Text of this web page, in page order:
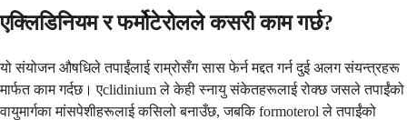
एक्लिडिनियम र फर्मोटेरोलले कसरी काम गर्छ?
यो संयोजन औषधिले तपाईंलाई राम्रोसँग सास फेर्न मद्दत गर्न दुई अलग संयन्त्रहरू
मार्फत काम गर्दछ। एclidinium ले केही स्नायु संकेतहरूलाई रोक्छ जसले तपाईंको
वायुमार्गका मांसपेशीहरूलाई कसिलो बनाउँछ, जबकि formoterol ले तपाईंको